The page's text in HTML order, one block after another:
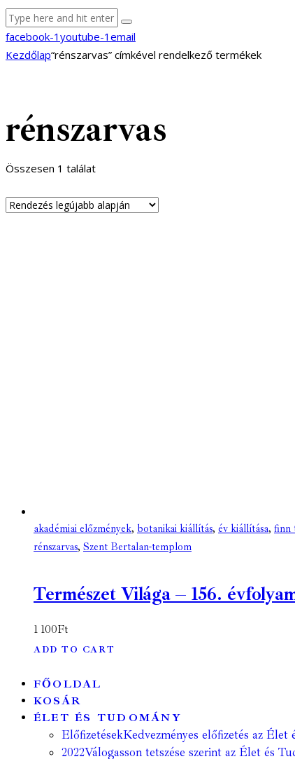
facebook-1 youtube-1 email
Kezdőlap“rénszarvas” címkével rendelkező termékek
rénszarvas
Összesen 1 találat
akadémiai előzmények, botanikai kiállítás, év kiállítása, finn
rénszarvas, Szent Bertalan-templom
Természet Világa – 156.
1 100Ft
ADD TO CART
FŐOLDAL
KOSÁR
ÉLET ÉS TUDOMÁNY
ElőfizetésekKedvezményes előfizetés az Élet
2022Válogasson tetszése szerint az Élet és